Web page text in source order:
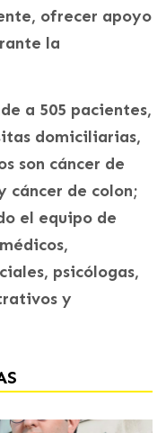
ofrecer apoyo
la
a 505 pacientes,
domiciliarias,
son cáncer de
cáncer de colon;
el equipo de
psicólogas,
y